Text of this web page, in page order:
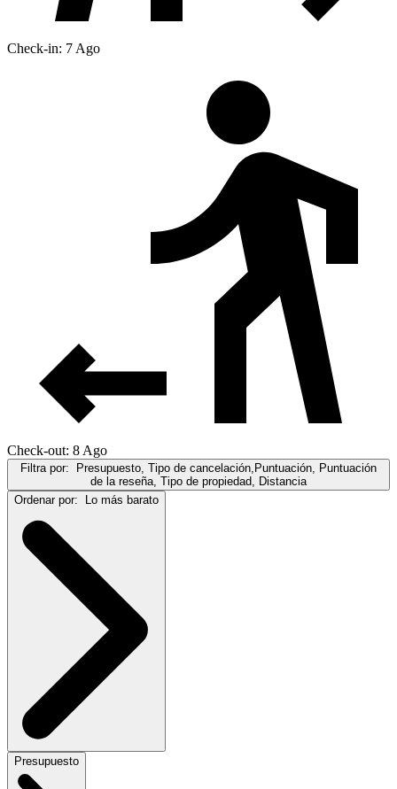
Check-in: 7 Ago
Check-out: 8 Ago
Filtra por: Presupuesto, Tipo de cancelación,Puntuación, Puntuación
de la reseña, Tipo de propiedad, Distancia
Ordenar por: Lo más barato
Presupuesto